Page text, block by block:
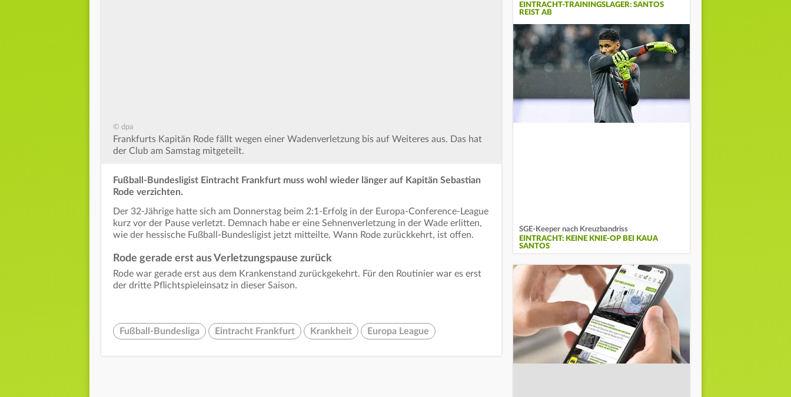
© dpa
Frankfurts Kapitän Rode fällt wegen einer Wadenverletzung bis auf Weiteres aus. Das hat
der Club am Samstag mitgeteilt.
Fußball-Bundesligist Eintracht Frankfurt muss wohl wieder länger auf Kapitän Sebastian
Rode verzichten.
Der 32-Jährige hatte sich am Donnerstag beim 2:1-Erfolg in der Europa-Conference-League
kurz vor der Pause verletzt. Demnach habe er eine Sehnenverletzung in der Wade erlitten,
wie der hessische Fußball-Bundesligist jetzt mitteilte. Wann Rode zurückkehrt, ist offen.
Rode gerade erst aus Verletzungspause zurück
Rode war gerade erst aus dem Krankenstand zurückgekehrt. Für den Routinier war es erst
der dritte Pflichtspieleinsatz in dieser Saison.
Fußball-Bundesliga Eintracht Frankfurt Krankheit Europa League
EINTRACHT-TRAININGSLAGER: SANTOS
REIST AB
SGE-Keeper nach Kreuzbandriss
EINTRACHT: KEINE KNIE-OP BEI KAUA
SANTOS